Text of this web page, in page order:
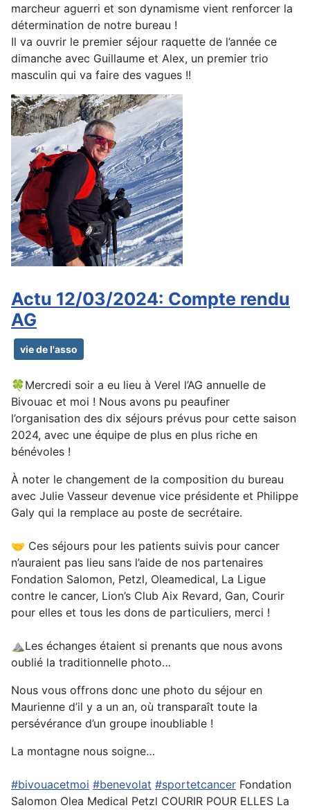
marcheur aguerri et son dynamisme vient renforcer la
détermination de notre bureau !
Il va ouvrir le premier séjour raquette de l’année ce
dimanche avec Guillaume et Alex, un premier trio
masculin qui va faire des vagues !!
Actu 12/03/2024: Compte rendu
AG
vie de l'asso
🍀Mercredi soir a eu lieu à Verel l’AG annuelle de
Bivouac et moi ! Nous avons pu peaufiner
l’organisation des dix séjours prévus pour cette saison
2024, avec une équipe de plus en plus riche en
bénévoles !
À noter le changement de la composition du bureau
avec Julie Vasseur devenue vice présidente et Philippe
Galy qui la remplace au poste de secrétaire.
🤝 Ces séjours pour les patients suivis pour cancer
n’auraient pas lieu sans l’aide de nos partenaires
Fondation Salomon, Petzl, Oleamedical, La Ligue
contre le cancer, Lion’s Club Aix Revard, Gan, Courir
pour elles et tous les dons de particuliers, merci !
⛰️Les échanges étaient si prenants que nous avons
oublié la traditionnelle photo…
Nous vous offrons donc une photo du séjour en
Maurienne d’il y a un an, où transparaît toute la
persévérance d’un groupe inoubliable !
La montagne nous soigne…
#bivouacetmoi #benevolat #sportetcancer Fondation
Salomon Olea Medical Petzl COURIR POUR ELLES La